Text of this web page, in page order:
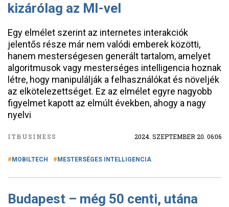
kizárólag az MI-vel
Egy elmélet szerint az internetes interakciók
jelentős része már nem valódi emberek közötti,
hanem mesterségesen generált tartalom, amelyet
algoritmusok vagy mesterséges intelligencia hoznak
létre, hogy manipulálják a felhasználókat és növeljék
az elkötelezettséget. Ez az elmélet egyre nagyobb
figyelmet kapott az elmúlt években, ahogy a nagy
nyelvi
ITBUSINESS 2024. SZEPTEMBER 20. 06:06
MOBILTECH MESTERSÉGES INTELLIGENCIA
Budapest – még 50 centi, utána